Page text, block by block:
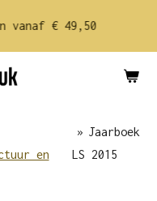
vanaf € 49,50
en
» Jaarboek
LS 2015